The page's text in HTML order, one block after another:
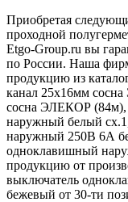
Приобретая
проходной
Etgo-Group.ru вы
по России. Наша
продукцию из
канал 25x16мм
сосна ЭЛЕКОР
наружный белый
наружный 250В 6А
одноклавишный
продукцию от
выключатель
бежевый от 30-ти